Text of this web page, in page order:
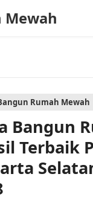
Rumah Mewah
Bangun
Terbaik